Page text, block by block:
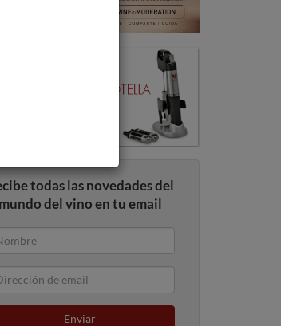
todas las novedades del
mundo del vino en tu email
Enviar